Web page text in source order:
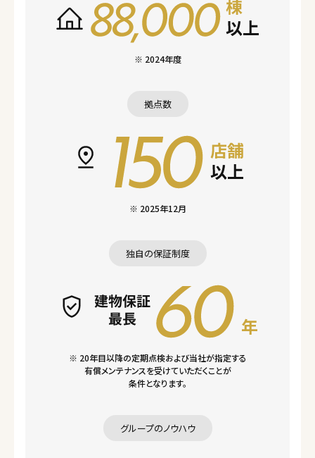
※ 2024年度
拠点数
※ 2025年12月
独自の保証制度
※ 20年目以降の定期点検および当社が指定する
有償メンテナンスを受けていただくことが
条件となります。
グループのノウハウ